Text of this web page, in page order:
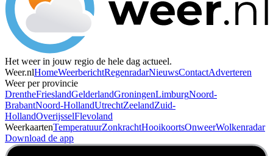
Het weer in jouw regio de hele dag actueel.
Weer.nlHomeWeerberichtRegenradarNieuwsContactAdverteren
Weer per provincie
DrentheFrieslandGelderlandGroningenLimburgNoord-
BrabantNoord-HollandUtrechtZeelandZuid-
HollandOverijsselFlevoland
WeerkaartenTemperatuurZonkrachtHooikoortsOnweerWolkenradar
Download de app